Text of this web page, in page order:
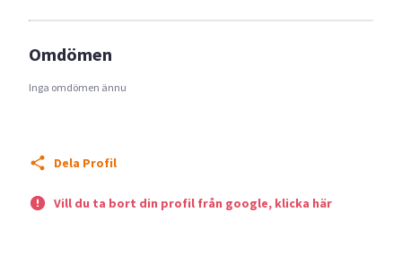
Omdömen
Inga omdömen ännu
Dela Profil
Vill du ta bort din profil från google, klicka här